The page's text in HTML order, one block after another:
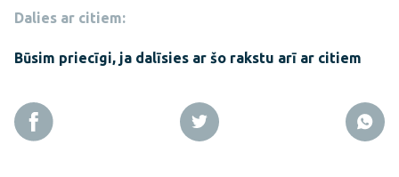
Dalies ar citiem:
Būsim priecīgi, ja dalīsies ar šo rakstu arī ar citiem